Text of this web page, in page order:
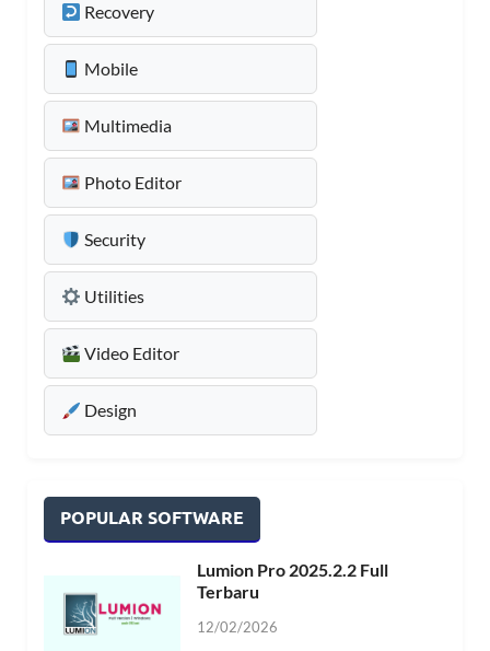
Recovery
Mobile
Multimedia
Photo Editor
Security
Utilities
Video Editor
Design
POPULAR SOFTWARE
Lumion Pro 2025.2.2 Full
Terbaru
12/02/2026